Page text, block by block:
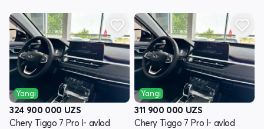
Yangi
324 900 000 UZS
Chery Tiggo 7 Pro I- avlod
Yangi
311 900 000 UZS
Chery Tiggo 7 Pro I- avlod